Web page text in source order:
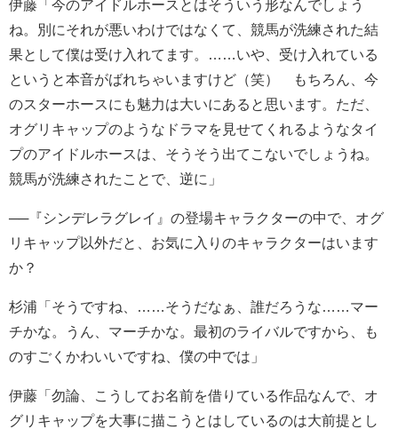
伊藤「今のアイドルホースとはそういう形なんでしょう
ね。別にそれが悪いわけではなくて、競馬が洗練された結
果として僕は受け入れてます。……いや、受け入れている
というと本音がばれちゃいますけど（笑） もちろん、今
のスターホースにも魅力は大いにあると思います。ただ、
オグリキャップのようなドラマを見せてくれるようなタイ
プのアイドルホースは、そうそう出てこないでしょうね。
競馬が洗練されたことで、逆に」
──『シンデレラグレイ』の登場キャラクターの中で、オグ
リキャップ以外だと、お気に入りのキャラクターはいます
か？
杉浦「そうですね、……そうだなぁ、誰だろうな……マー
チかな。うん、マーチかな。最初のライバルですから、も
のすごくかわいいですね、僕の中では」
伊藤「勿論、こうしてお名前を借りている作品なんで、オ
グリキャップを大事に描こうとはしているのは大前提とし